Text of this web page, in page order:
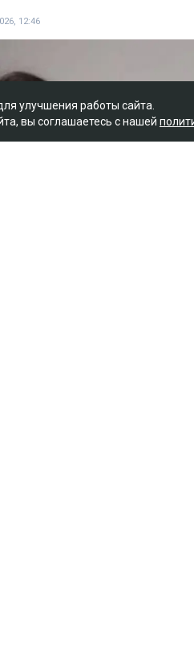
12:46
улучшения работы сайта.
вы соглашаетесь с нашей